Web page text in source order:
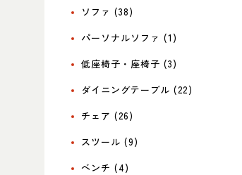
ソファ (38)
パーソナルソファ (1)
低座椅子・座椅子 (3)
ダイニングテーブル (22)
チェア (26)
スツール (9)
ベンチ (4)